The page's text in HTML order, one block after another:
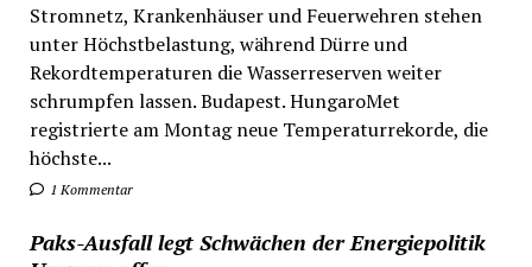
Stromnetz, Krankenhäuser und Feuerwehren stehen
unter Höchstbelastung, während Dürre und
Rekordtemperaturen die Wasserreserven weiter
schrumpfen lassen. Budapest. HungaroMet
registrierte am Montag neue Temperaturrekorde, die
höchste...
1 Kommentar
Paks-Ausfall legt Schwächen der Energiepolitik